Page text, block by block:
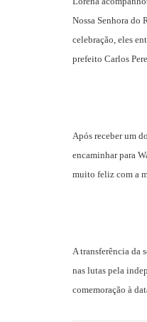
Nossa Senhora do
celebração, eles
prefeito Carlos
Após receber um
encaminhar para
muito feliz com a
A transferência da
nas lutas pela
comemoração à